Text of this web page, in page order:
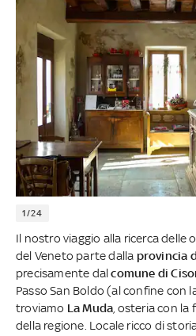
1/24
Il nostro viaggio alla ricerca delle
del Veneto parte dalla provincia
precisamente dalcomune di
Passo San Boldo (al confine con
troviamo La Muda , osteria con
della regione. Locale ricco di